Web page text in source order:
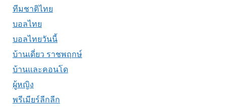
ทีมชาติไทย
บอลไทย
บอลไทยวันนี้
บ้านเดี่ยว ราชพฤกษ์
บ้านและคอนโด
ผู้หญิง
พรีเมียร์ลีกลีก